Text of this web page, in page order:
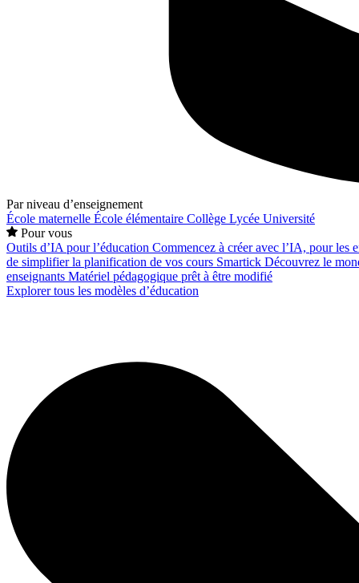
Par niveau d’enseignement
École maternelle École élémentaire Collège Lycée Université
Pour vous
Outils d’IA pour l’éducation Commencez à créer avec l’IA, pour les
de simplifier la planification de vos cours Smartick Découvrez le
enseignants Matériel pédagogique prêt à être modifié
Explorer tous les modèles d’éducation